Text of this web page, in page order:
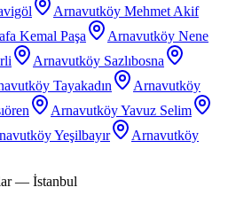
Arnavutköy Mehmet Akif
Kemal Paşa
Arnavutköy Nene
Arnavutköy Sazlıbosna
Tayakadın
Arnavutköy
Arnavutköy Yavuz Selim
Yeşilbayır
Arnavutköy
— İstanbul